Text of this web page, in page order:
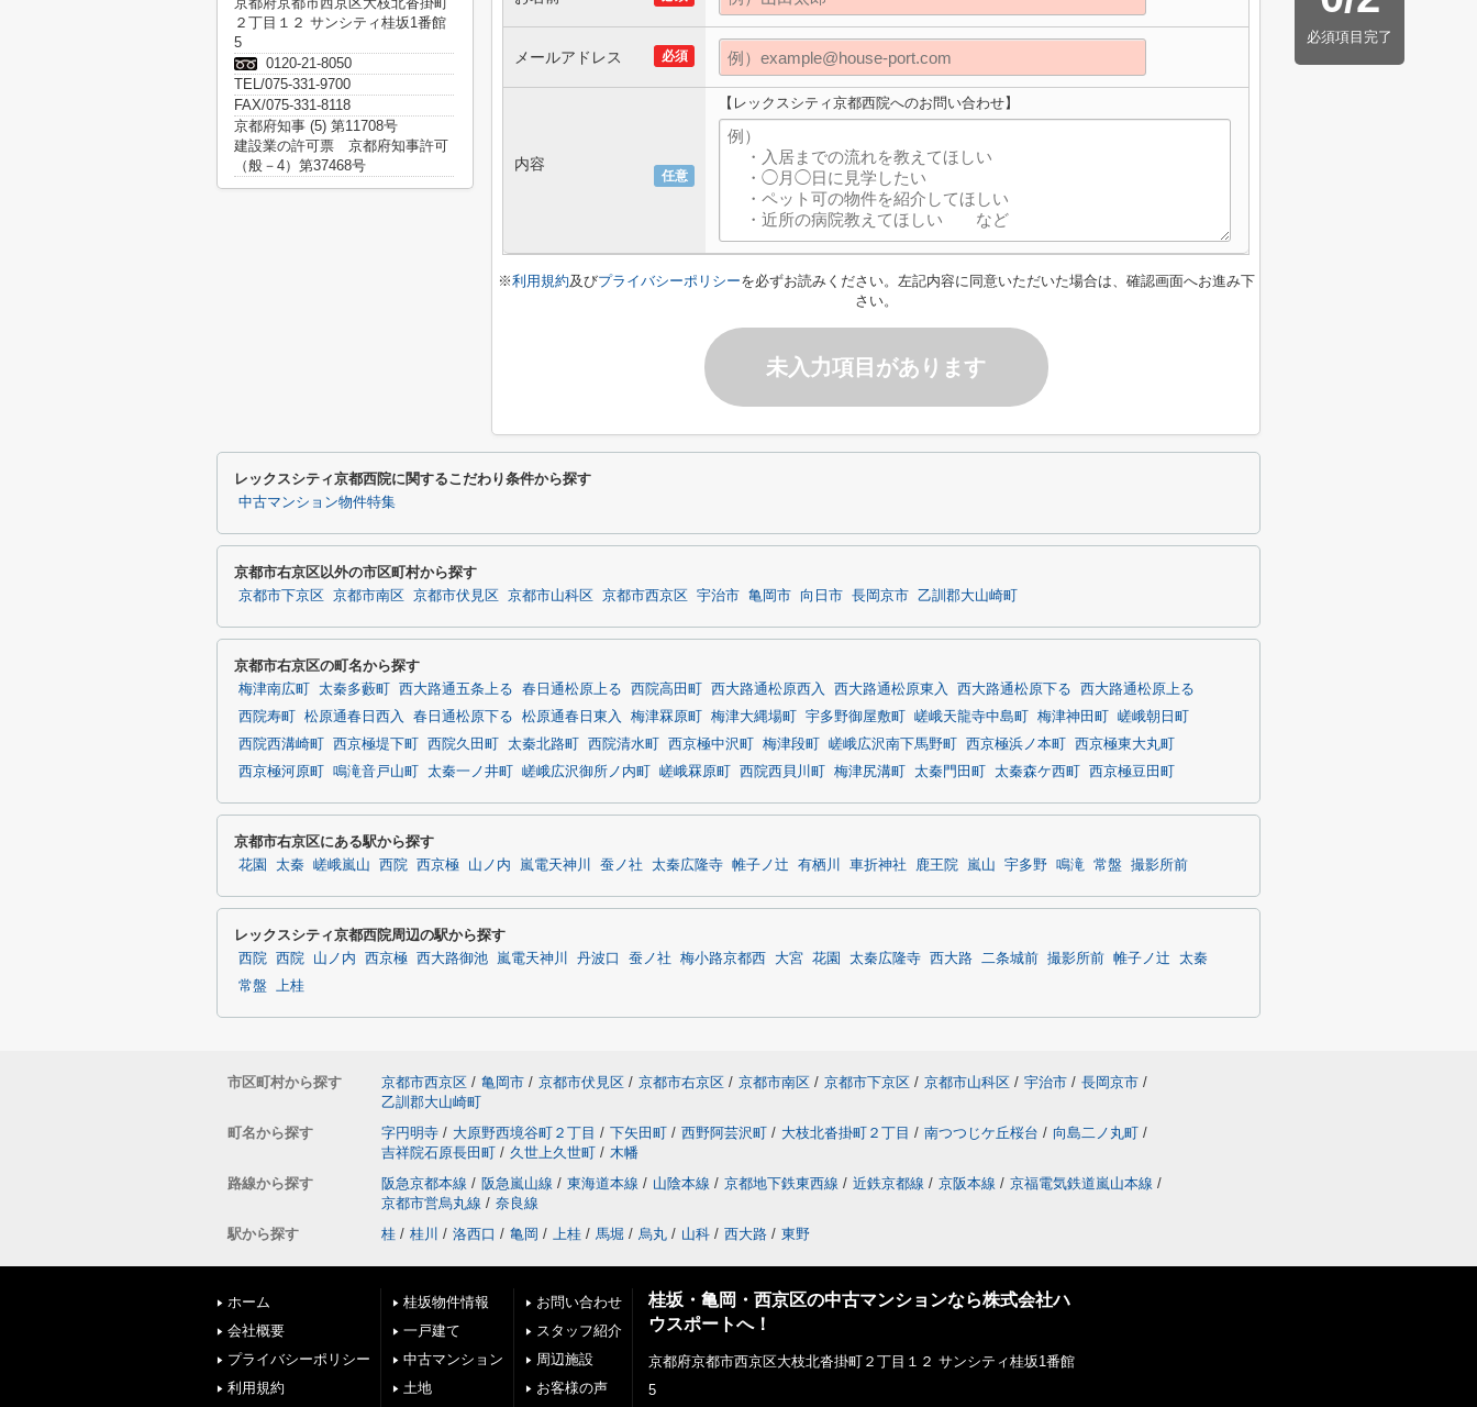
必須項目完了
必須
メールアドレス
任意
内容
【レックスシティ京都西院へのお問い合わせ】
※利用規約及びプライバシーポリシーを必ずお読みください。左記内容に同意いただいた場合は、確認画面へお進み下
さい。
未入力項目があります
２丁目１２ サンシティ桂坂1番館
5
0120-21-8050
TEL/075-331-9700
FAX/075-331-8118
京都府知事 (5) 第11708号
建設業の許可票 京都府知事許可
（般－4）第37468号
レックスシティ京都西院に関するこだわり条件から探す
中古マンション物件特集
京都市右京区以外の市区町村から探す
京都市下京区 京都市南区 京都市伏見区 京都市山科区 京都市西京区 宇治市 亀岡市 向日市 長岡京市 乙訓郡大山崎町
京都市右京区の町名から探す
梅津南広町 太秦多藪町 西大路通五条上る 春日通松原上る 西院高田町 西大路通松原西入 西大路通松原東入 西大路通松原下る
西大路通松原上る
西院寿町
松原通春日西入 春日通松原下る 松原通春日東入 梅津罧原町 梅津大縄場町 宇多野御屋敷町 嵯峨天龍寺中島町 梅津神田町
嵯峨朝日町
西院西溝崎町
西京極堤下町 西院久田町 太秦北路町 西院清水町 西京極中沢町 梅津段町 嵯峨広沢南下馬野町 西京極浜ノ本町
西京極東大丸町
西京極河原町
鳴滝音戸山町 太秦一ノ井町 嵯峨広沢御所ノ内町 嵯峨罧原町 西院西貝川町 梅津尻溝町 太秦門田町 太秦森ケ西町 西京極豆田町
京都市右京区にある駅から探す
花園 太秦 嵯峨嵐山 西院 西京極 山ノ内 嵐電天神川 蚕ノ社 太秦広隆寺 帷子ノ辻 有栖川 車折神社 鹿王院 嵐山 宇多野 鳴滝 常盤 撮影所前
レックスシティ京都西院周辺の駅から探す
西院 西院 山ノ内 西京極 西大路御池 嵐電天神川 丹波口 蚕ノ社 梅小路京都西 大宮 花園 太秦広隆寺 西大路 二条城前 撮影所前 帷子ノ辻
太秦
常盤 上桂
市区町村から探す 京都市西京区 / 亀岡市 / 京都市伏見区 / 京都市右京区 / 京都市南区 / 京都市下京区 / 京都市山科区 / 宇治市 / 長岡京市 /
乙訓郡大山崎町
町名から探す
字円明寺 / 大原野西境谷町２丁目 / 下矢田町 / 西野阿芸沢町 / 大枝北沓掛町２丁目 / 南つつじケ丘桜台 / 向島二ノ丸町 /
吉祥院石原長田町 / 久世上久世町 / 木幡
路線から探す
阪急京都本線 / 阪急嵐山線 / 東海道本線 / 山陰本線 / 京都地下鉄東西線 / 近鉄京都線 / 京阪本線 / 京福電気鉄道嵐山本線 /
京都市営烏丸線 / 奈良線
駅から探す
桂 / 桂川 / 洛西口 / 亀岡 / 上桂 / 馬堀 / 烏丸 / 山科 / 西大路 / 東野
ホーム
会社概要
プライバシーポリシー
利用規約
桂坂物件情報
一戸建て
中古マンション
土地
お問い合わせ
スタッフ紹介
周辺施設
お客様の声
桂坂・亀岡・西京区の中古マンションなら株式会社ハ
ウスポートへ！
京都府京都市西京区大枝北沓掛町２丁目１２ サンシティ桂坂1番館
5